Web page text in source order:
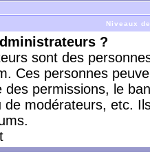
Niveaux
?
sont des
Ces personnes
des permissions, le
de modérateurs, etc.